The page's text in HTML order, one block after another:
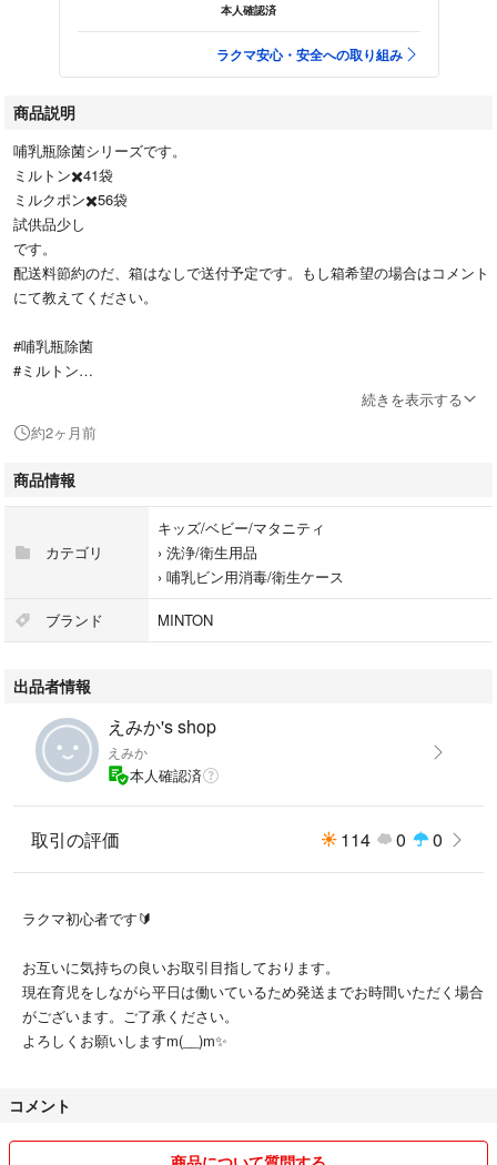
本人確認済
ラクマ安心・安全への取り組み
商品説明
哺乳瓶除菌シリーズです。
ミルトン✖️41袋
ミルクポン✖️56袋
試供品少し
です。
配送料節約のだ、箱はなしで送付予定です。もし箱希望の場合はコメント
にて教えてください。
#哺乳瓶除菌
#ミルトン
続きを表示する
約2ヶ月前
商品情報
カテゴリ
キッズ/ベビー/マタニティ
› 洗浄/衛生用品
› 哺乳ビン用消毒/衛生ケース
ブランド MINTON
出品者情報
えみか's shop
えみか
本人確認済
取引の評価 114 0 0
ラクマ初心者です🔰
お互いに気持ちの良いお取引目指しております。
現在育児をしながら平日は働いているため発送までお時間いただく場合
がございます。ご了承ください。
よろしくお願いしますm(__)m✨
コメント